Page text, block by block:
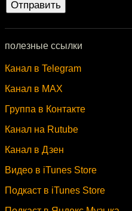
полезные ссылки
Канал в Telegram
Канал в MAX
Группа в Контакте
Канал на Rutube
Канал в Дзен
Видео в iTunes Store
Подкаст в iTunes Store